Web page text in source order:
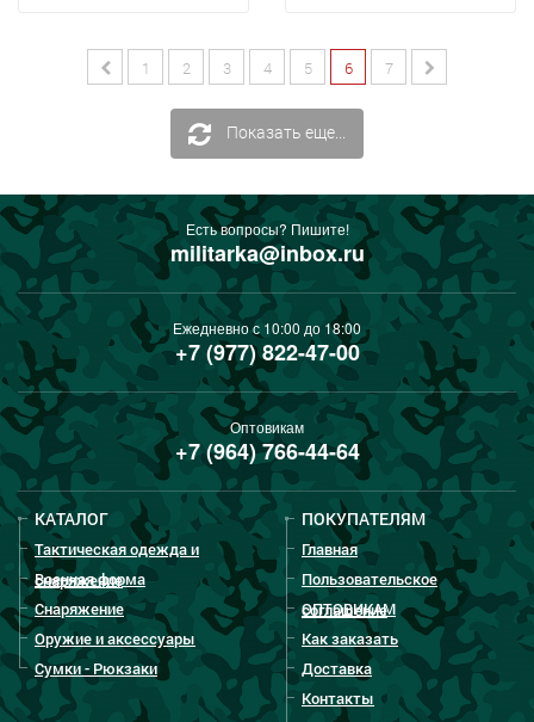
1 2 3 4 5 6 7
Показать еще...
Есть вопросы? Пишите!
militarka@inbox.ru
Ежедневно с 10:00 до 18:00
+7 (977) 822-47-00
Оптовикам
+7 (964) 766-44-64
КАТАЛОГ
Тактическая одежда и
снаряжение
Военная форма
Снаряжение
Оружие и аксессуары
Сумки - Рюкзаки
ПОКУПАТЕЛЯМ
Главная
Пользовательское
соглашение
ОПТОВИКАМ
Как заказать
Доставка
Контакты